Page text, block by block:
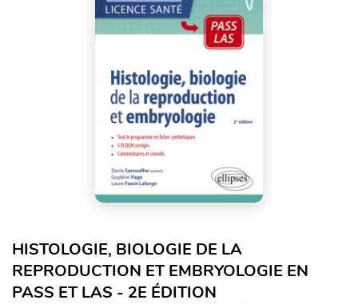
HISTOLOGIE, BIOLOGIE DE LA
REPRODUCTION ET EMBRYOLOGIE EN
PASS ET LAS - 2E ÉDITION